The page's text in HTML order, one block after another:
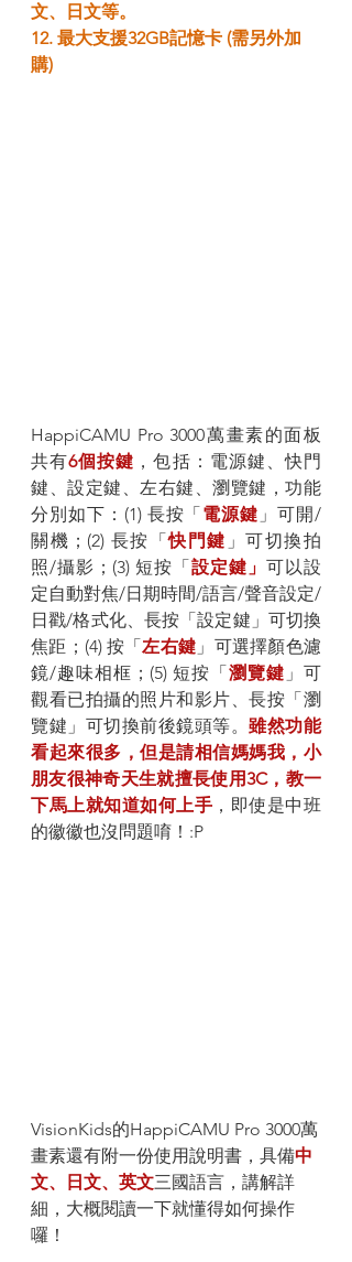
文、日文等。
12. 最大支援32GB記憶卡 (需另外加
購)
HappiCAMU Pro 3000萬畫素的面板
共有6個按鍵 ，包括：電源鍵、快門
鍵、設定鍵、左右鍵、瀏覽鍵，功能
分別如下：(1) 長按「 電源鍵 」可開/
關機；(2) 長按「快門鍵 」可切換拍
照/攝影；(3) 短按「 設定鍵」 可以設
定自動對焦/日期時間/語言/聲音設定/
日戳/格式化、長按「設定鍵」可切換
焦距；(4) 按「左右鍵 」可選擇顏色濾
鏡/趣味相框；(5) 短按「 瀏覽鍵 」可
觀看已拍攝的照片和影片、長按「瀏
覽鍵」可切換前後鏡頭等。雖然功能
看起來很多，但是請相信媽媽我，小
朋友很神奇天生就擅長使用3C，教一
下馬上就知道如何上手 ，即使是中班
的徽徽也沒問題唷！:P
VisionKids的HappiCAMU Pro 3000萬
畫素還有附一份使用說明書，具備中
文、日文、英文三國語言，講解詳
細，大概閱讀一下就懂得如何操作
囉！